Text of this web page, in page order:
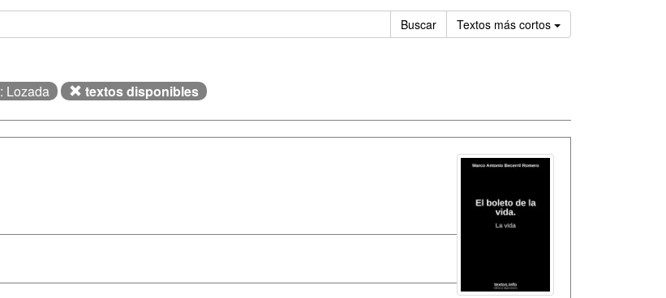
Buscar Textos más cortos Ordenar
: Lozada textos disponibles